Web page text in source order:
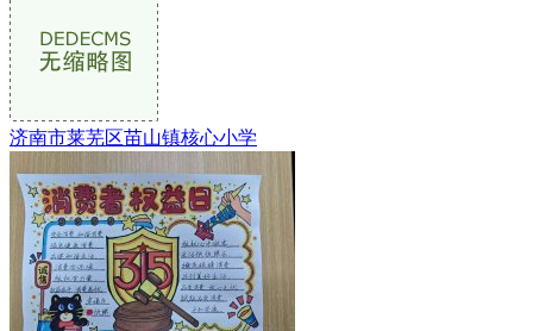
济南市莱芜区苗山镇核心小学